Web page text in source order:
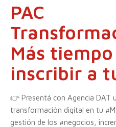
PAC
Más
inscribir a
👉 Presentá con Agencia DAT
transformación digital en tu
gestión de los #negocios,